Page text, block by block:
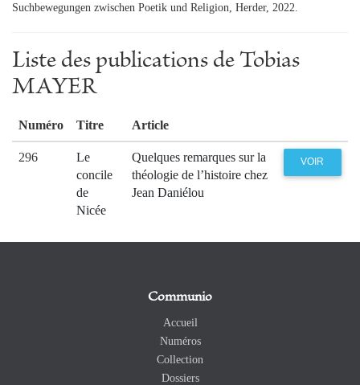
Suchbewegungen zwischen Poetik und Religion, Herder, 2022.
Liste des publications de Tobias
MAYER
Numéro Titre Article
296
Le
concile
de
Nicée
Quelques remarques sur la
théologie de l’histoire chez
Jean Daniélou
VOIR
Communio
Accueil
Numéros
Collection
Dossiers